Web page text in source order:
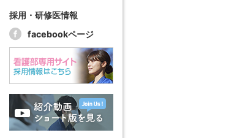
採用・研修医情報
facebookページ